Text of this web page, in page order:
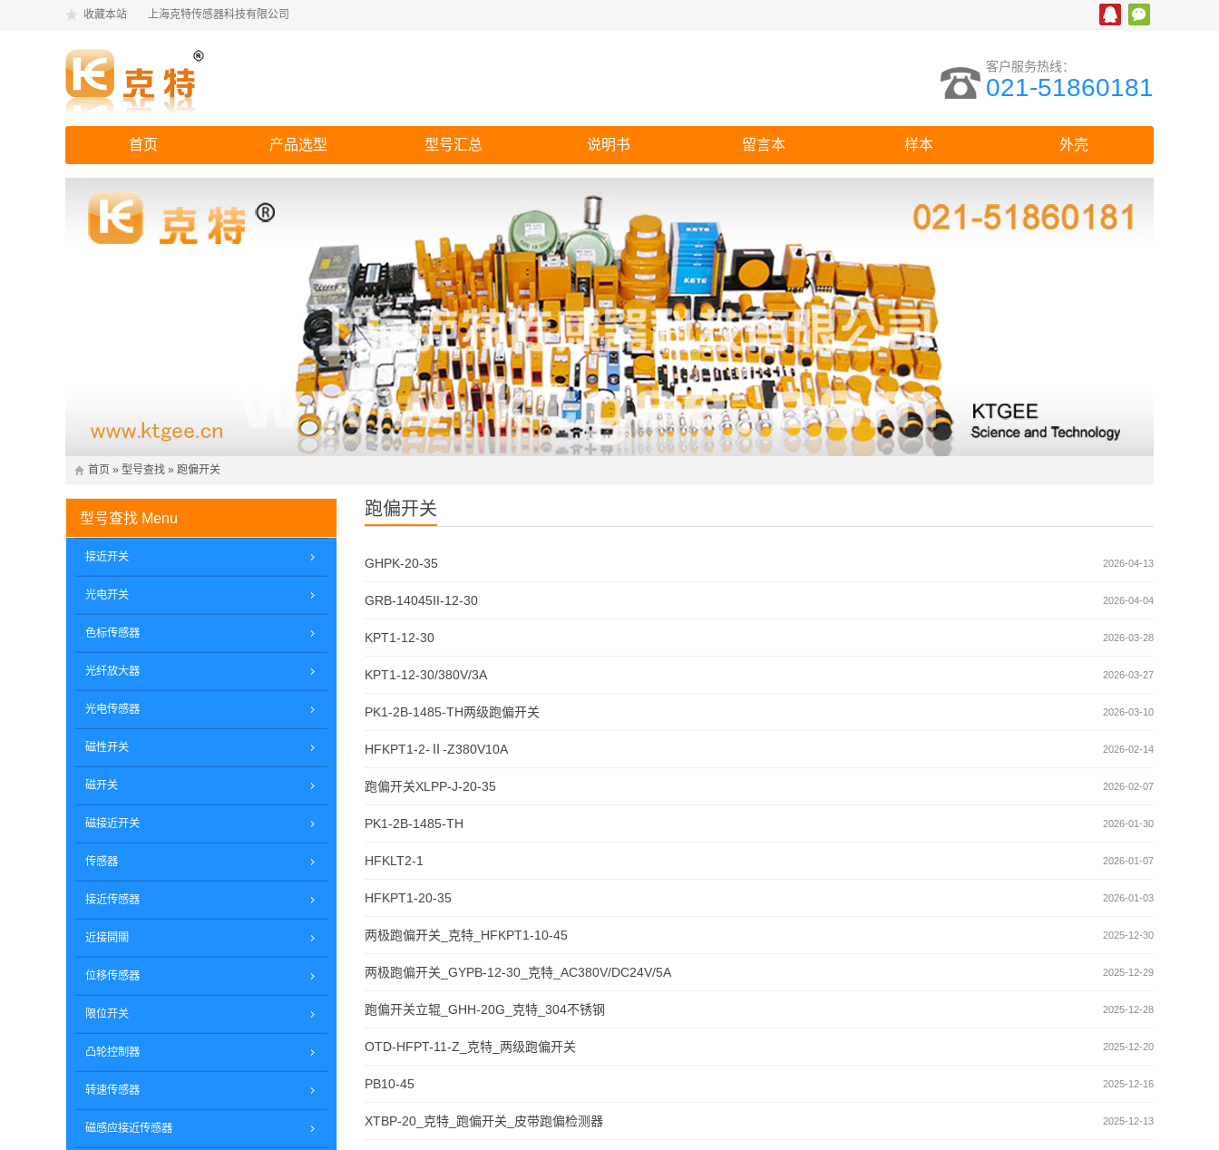
收藏本站 上海克特传感器科技有限公司
客户服务热线：
021-51860181
首页 产品选型 型号汇总 说明书 留言本 样本 外壳
首页 » 型号查找 » 跑偏开关
跑偏开关
2026-04-13
GHPK-20-35
2026-04-04
GRB-14045II-12-30
2026-03-28
KPT1-12-30
2026-03-27
KPT1-12-30/380V/3A
2026-03-10
PK1-2B-1485-TH两级跑偏开关
2026-02-14
HFKPT1-2-Ⅱ-Z380V10A
2026-02-07
跑偏开关XLPP-J-20-35
2026-01-30
PK1-2B-1485-TH
2026-01-07
HFKLT2-1
2026-01-03
HFKPT1-20-35
2025-12-30
两极跑偏开关_克特_HFKPT1-10-45
2025-12-29
两极跑偏开关_GYPB-12-30_克特_AC380V/DC24V/5A
2025-12-28
跑偏开关立辊_GHH-20G_克特_304不锈钢
2025-12-20
OTD-HFPT-11-Z_克特_两级跑偏开关
2025-12-16
PB10-45
2025-12-13
XTBP-20_克特_跑偏开关_皮带跑偏检测器
型号查找 Menu
接近开关
光电开关
色标传感器
光纤放大器
光电传感器
磁性开关
磁开关
磁接近开关
传感器
接近传感器
近接開關
位移传感器
限位开关
凸轮控制器
转速传感器
磁感应接近传感器